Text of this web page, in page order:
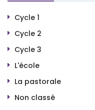
Cycle 1
Cycle 2
Cycle 3
L'école
La pastorale
Non classé